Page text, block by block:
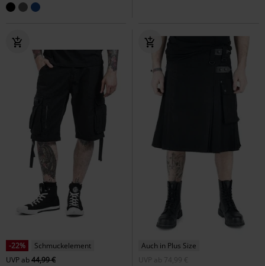
-22%
Schmuckelement
UVPab44,99 €
Auch in Plus Size
UVP
ab 74,99 €